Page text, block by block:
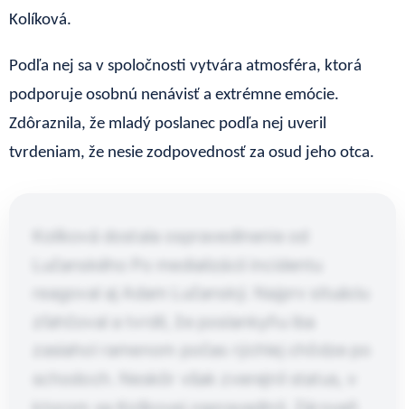
Kolíková.
Podľa nej sa v spoločnosti vytvára atmosféra, ktorá
podporuje osobnú nenávisť a extrémne emócie.
Zdôraznila, že mladý poslanec podľa nej uveril
tvrdeniam, že nesie zodpovednosť za osud jeho otca.